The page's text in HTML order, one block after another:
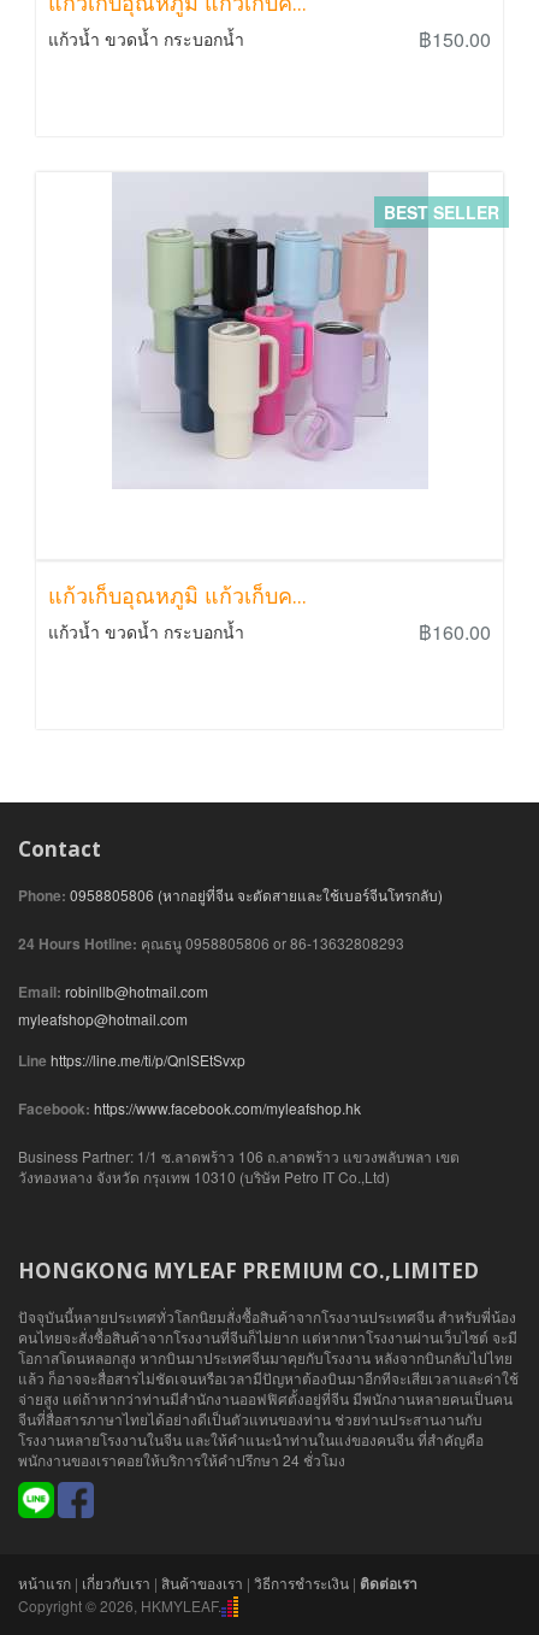
แก้วน้ำ ขวดน้ำ กระบอกน้ำ ฿150.00
BEST SELLER
แก้วเก็บอุณหภูมิ แก้วเก็บค...
แก้วน้ำ ขวดน้ำ กระบอกน้ำ ฿160.00
Contact
Phone: 0958805806 (หากอยู่ที่จีน จะตัดสายและใช้เบอร์จีนโทรกลับ)
24 Hours Hotline: คุณธนู 0958805806 or 86-13632808293
Email: robinllb@hotmail.com
myleafshop@hotmail.com
Line https://line.me/ti/p/QnlSEtSvxp
Facebook: https://www.facebook.com/myleafshop.hk
Business Partner: 1/1 ซ.ลาดพร้าว 106 ถ.ลาดพร้าว แขวงพลับพลา เขต
วังทองหลาง จังหวัด กรุงเทพ 10310 (บริษัท Petro IT Co.,Ltd)
HONGKONG MYLEAF PREMIUM CO.,LIMITED
ปัจจุบันนี้หลายประเทศทั่วโลกนิยมสั่งซื้อสินค้าจากโรงงานประเทศจีน สำหรับพี่น้อง
คนไทยจะสั่งซื้อสินค้าจากโรงงานที่จีนก็ไม่ยาก แต่หากหาโรงงานผ่านเว็บไซต์ จะมี
โอกาสโดนหลอกสูง หากบินมาประเทศจีนมาคุยกับโรงงาน หลังจากบินกลับไปไทย
แล้ว ก็อาจจะสื่อสารไม่ชัดเจนหรือเวลามีปัญหาต้องบินมาอีกทีจะเสียเวลาและค่าใช้
จ่ายสูง แต่ถ้าหากว่าท่านมีสำนักงานออฟฟิศตั้งอยู่ที่จีน มีพนักงานหลายคนเป็นคน
จีนที่สื่อสารภาษาไทยได้อย่างดีเป็นตัวแทนของท่าน ช่วยท่านประสานงานกับ
โรงงานหลายโรงงานในจีน และให้คำแนะนำท่านในแง่ของคนจีน ที่สำคัญคือ
พนักงานของเราคอยให้บริการให้คำปรึกษา 24 ชั่วโมง
หน้าแรก | เกี่ยวกับเรา | สินค้าของเรา | วิธีการชำระเงิน | ติดต่อเรา
Copyright © 2026, HKMYLEAF.